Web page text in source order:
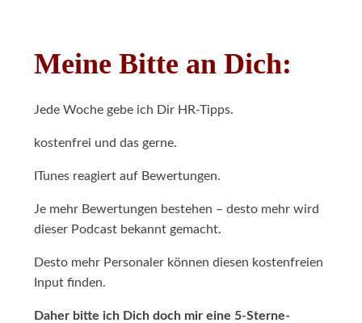
Meine Bitte an Dich:
Jede Woche gebe ich Dir HR-Tipps.
kostenfrei und das gerne.
ITunes reagiert auf Bewertungen.
Je mehr Bewertungen bestehen – desto mehr wird
dieser Podcast bekannt gemacht.
Desto mehr Personaler können diesen kostenfreien
Input finden.
Daher bitte ich Dich doch mir eine 5-Sterne-